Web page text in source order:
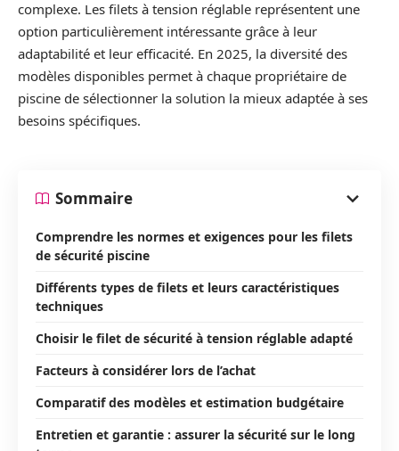
complexe. Les filets à tension réglable représentent une
option particulièrement intéressante grâce à leur
adaptabilité et leur efficacité. En 2025, la diversité des
modèles disponibles permet à chaque propriétaire de
piscine de sélectionner la solution la mieux adaptée à ses
besoins spécifiques.
Sommaire
Comprendre les normes et exigences pour les filets
de sécurité piscine
Différents types de filets et leurs caractéristiques
techniques
Choisir le filet de sécurité à tension réglable adapté
Facteurs à considérer lors de l’achat
Comparatif des modèles et estimation budgétaire
Entretien et garantie : assurer la sécurité sur le long